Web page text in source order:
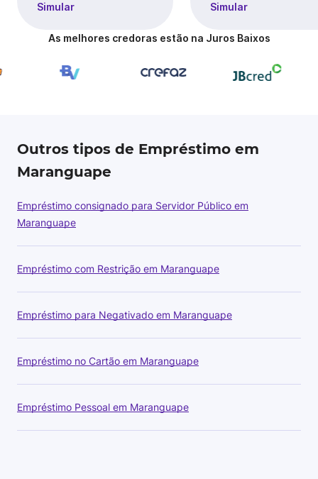
Simular Simular
As melhores credoras estão na Juros Baixos
Outros tipos de Empréstimo em
Maranguape
Empréstimo consignado para Servidor Público em
Maranguape
Empréstimo com Restrição em Maranguape
Empréstimo para Negativado em Maranguape
Empréstimo no Cartão em Maranguape
Empréstimo Pessoal em Maranguape